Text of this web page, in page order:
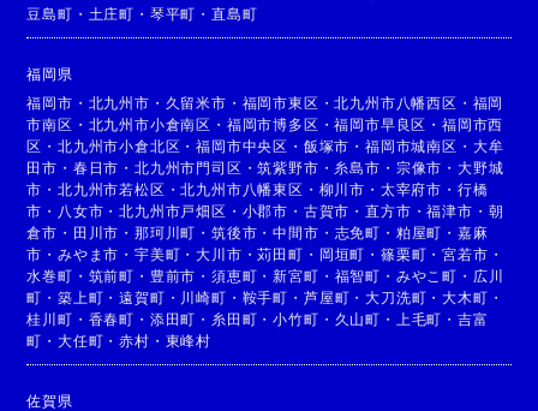
豆島町 ・ 土庄町 ・ 琴平町 ・直島町
福岡県
福岡市 ・ 北九州市 ・ 久留米市 ・ 福岡市東区 ・北九州市八幡西区 ・ 福岡
市南区 ・ 北九州市小倉南区 ・ 福岡市博多区 ・福岡市早良区 ・福岡市西
区 ・北九州市小倉北区 ・福岡市中央区 ・ 飯塚市 ・福岡市城南区 ・ 大牟
田市 ・ 春日市 ・北九州市門司区 ・筑紫野市 ・ 糸島市 ・ 宗像市 ・ 大野城
市 ・北九州市若松区 ・北九州市八幡東区 ・ 柳川市 ・ 太宰府市 ・ 行橋
市 ・ 八女市 ・北九州市戸畑区 ・ 小郡市 ・ 古賀市 ・直方市 ・福津市 ・ 朝
倉市 ・ 田川市 ・那珂川町 ・筑後市 ・中間市 ・ 志免町 ・ 粕屋町 ・ 嘉麻
市 ・みやま市 ・宇美町 ・大川市 ・苅田町 ・ 岡垣町 ・ 篠栗町 ・宮若市 ・
水巻町 ・ 筑前町 ・ 豊前市 ・須恵町 ・新宮町 ・ 福智町 ・ みやこ町 ・ 広川
町 ・築上町 ・遠賀町 ・ 川崎町 ・ 鞍手町 ・ 芦屋町 ・大刀洗町 ・大木町 ・
桂川町 ・ 香春町 ・ 添田町 ・ 糸田町 ・小竹町 ・ 久山町 ・ 上毛町 ・ 吉富
町 ・大任町 ・赤村 ・ 東峰村
佐賀県